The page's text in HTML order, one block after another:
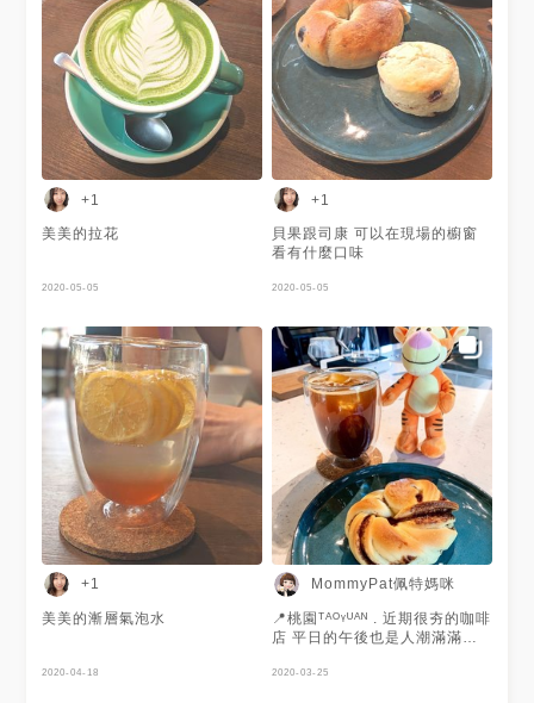
+1
美美的拉花
2020-05-05
+1
貝果跟司康 可以在現場的櫥窗
看有什麼口味
2020-05-05
+1
美美的漸層氣泡水
2020-04-18
MommyPat佩特媽咪
📍桃園ᵀᴬᴼᵞᵁᴬᴺ . 近期很夯的咖啡
店 平日的午後也是人潮滿滿滿 .
$70 . ⌲我選擇的是偏花茶香的
2020-03-25